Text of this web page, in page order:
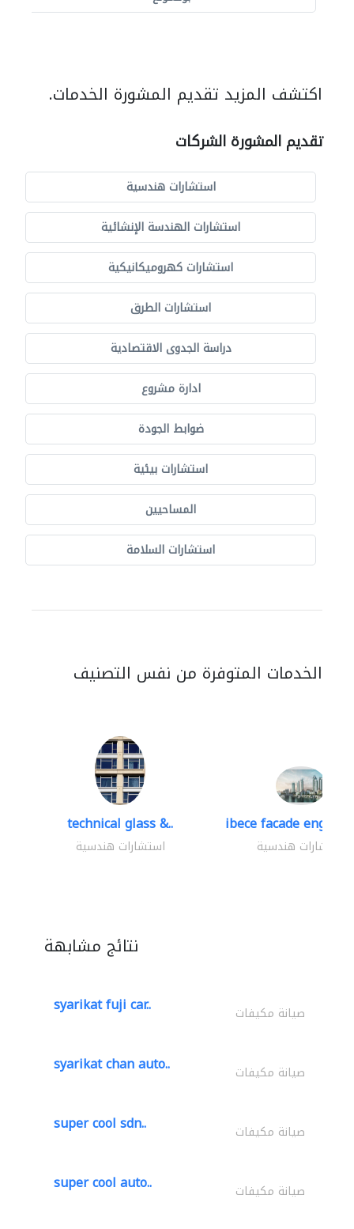
اكتشف المزيد تقديم المشورة الخدمات.
تقديم المشورة الشركات
استشارات هندسية
استشارات الهندسة الإنشائية
استشارات كهروميكانيكية
استشارات الطرق
دراسة الجدوى الاقتصادية
ادارة مشروع
ضوابط الجودة
استشارات بيئية
المساحيين
استشارات السلامة
الخدمات المتوفرة من نفس التصنيف
technical glass &..
استشارات هندسية
ibece facade
استشارات هندسية
نتائج مشابهة
syarikat fuji car.. صيانة مكيفات
syarikat chan auto.. صيانة مكيفات
super cool sdn.. صيانة مكيفات
super cool auto.. صيانة مكيفات